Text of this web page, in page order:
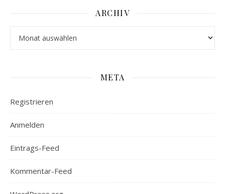
ARCHIV
META
Registrieren
Anmelden
Eintrags-Feed
Kommentar-Feed